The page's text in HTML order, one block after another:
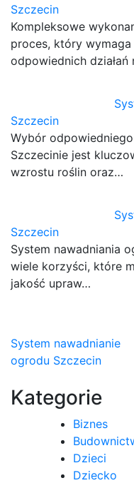
Szczecin
Kompleksowe
proces, który
odpowiednich działań
Szczecin
Wybór
Szczecinie jest
wzrostu roślin oraz…
Szczecin
System nawadniania
wiele korzyści, które
jakość upraw…
Nawigacja
wpisu
System nawadnianie
ogrodu Szczecin
Kategorie
Biznes
Dzieci
Dziecko